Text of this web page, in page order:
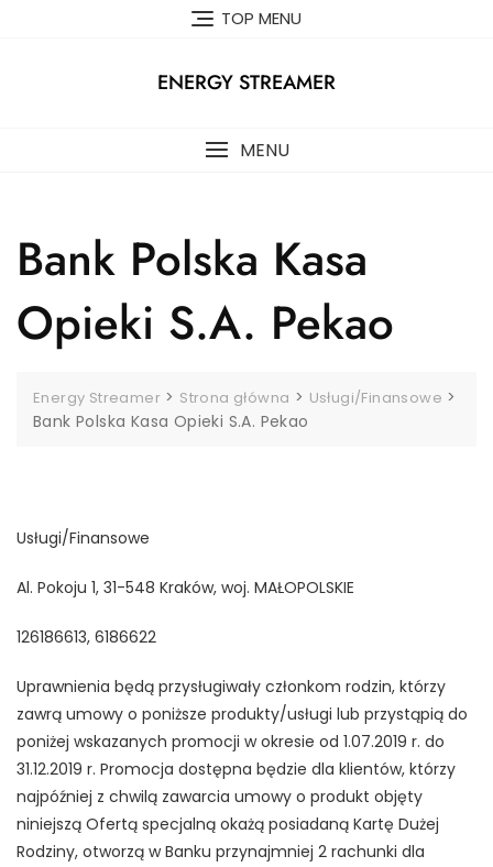
TOP MENU
ENERGY STREAMER
MENU
Bank Polska Kasa
Opieki S.A. Pekao
Energy Streamer > Strona główna > Usługi/Finansowe >
Bank Polska Kasa Opieki S.A. Pekao
Usługi/Finansowe
Al. Pokoju 1, 31-548 Kraków, woj. MAŁOPOLSKIE
126186613, 6186622
Uprawnienia będą przysługiwały członkom rodzin, którzy
zawrą umowy o poniższe produkty/usługi lub przystąpią do
poniżej wskazanych promocji w okresie od 1.07.2019 r. do
31.12.2019 r. Promocja dostępna będzie dla klientów, którzy
najpóźniej z chwilą zawarcia umowy o produkt objęty
niniejszą Ofertą specjalną okażą posiadaną Kartę Dużej
Rodziny, otworzą w Banku przynajmniej 2 rachunki dla